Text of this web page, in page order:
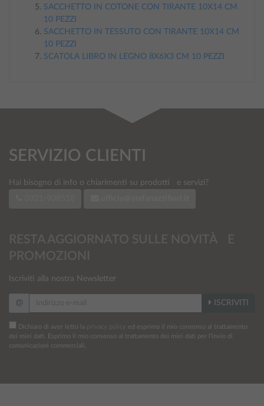
SACCHETTO IN COTONE CON TIRANTE 10X14 CM
10 PEZZI
SACCHETTO IN TESSUTO CON TIRANTE 10X14 CM
10 PEZZI
SCATOLA LIBRO IN LEGNO 8X6X3 CM 10 PEZZI
SERVIZIO CLIENTI
Hai bisogno di info o chiarimenti su prodotti e servizi?
Iscriviti alla nostra Newsletter
ISCRIVITI
Dichiaro di aver letto la
ed esprimo il mio consenso al trattamento
dei miei dati. Esprimo il mio consenso al trattamento dei miei dati per l'invio di
comunicazioni commerciali.